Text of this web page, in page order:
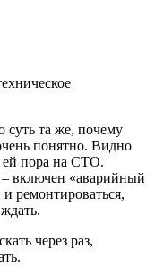
суть та же, почему
понятно. Видно
пора на СТО.
включен «аварийный
ремонтироваться,
через раз,